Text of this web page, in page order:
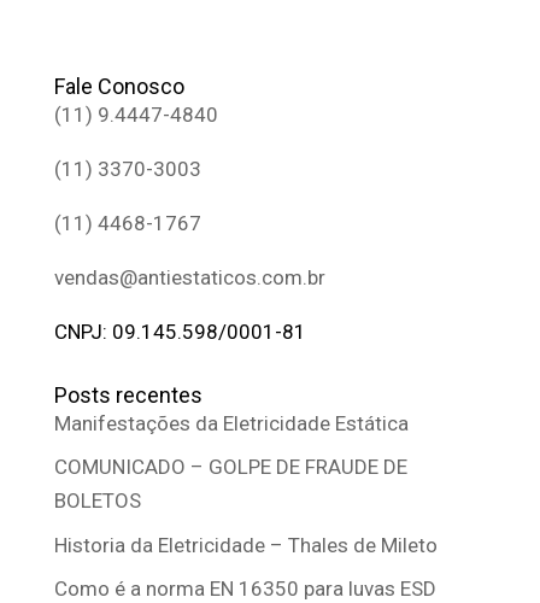
Fale Conosco
(11) 9.4447-4840
(11) 3370-3003
(11) 4468-1767
vendas@antiestaticos.com.br
CNPJ: 09.145.598/0001-81
Posts recentes
Manifestações da Eletricidade Estática
COMUNICADO – GOLPE DE FRAUDE DE
BOLETOS
Historia da Eletricidade – Thales de Mileto
Como é a norma EN 16350 para luvas ESD